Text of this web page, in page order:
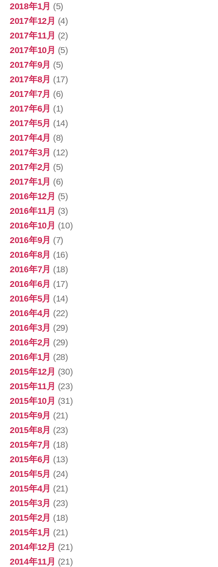
2018年1月 (5)
2017年12月 (4)
2017年11月 (2)
2017年10月 (5)
2017年9月 (5)
2017年8月 (17)
2017年7月 (6)
2017年6月 (1)
2017年5月 (14)
2017年4月 (8)
2017年3月 (12)
2017年2月 (5)
2017年1月 (6)
2016年12月 (5)
2016年11月 (3)
2016年10月 (10)
2016年9月 (7)
2016年8月 (16)
2016年7月 (18)
2016年6月 (17)
2016年5月 (14)
2016年4月 (22)
2016年3月 (29)
2016年2月 (29)
2016年1月 (28)
2015年12月 (30)
2015年11月 (23)
2015年10月 (31)
2015年9月 (21)
2015年8月 (23)
2015年7月 (18)
2015年6月 (13)
2015年5月 (24)
2015年4月 (21)
2015年3月 (23)
2015年2月 (18)
2015年1月 (21)
2014年12月 (21)
2014年11月 (21)